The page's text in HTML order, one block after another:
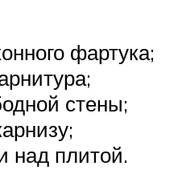
фартука;
стены;
над плитой.